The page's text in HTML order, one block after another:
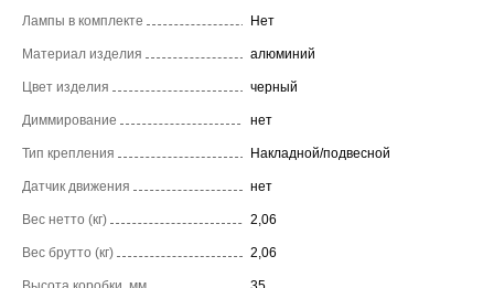
Лампы в комплекте Нет
Материал изделия алюминий
Цвет изделия черный
Диммирование нет
Тип крепления Накладной/подвесной
Датчик движения нет
Вес нетто (кг) 2,06
Вес брутто (кг) 2,06